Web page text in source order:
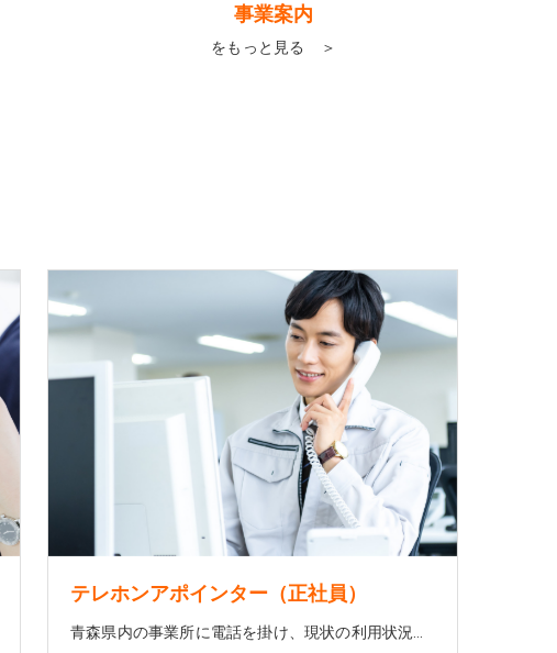
事業案内
をもっと見る ＞
テレホンアポインター（正社員）